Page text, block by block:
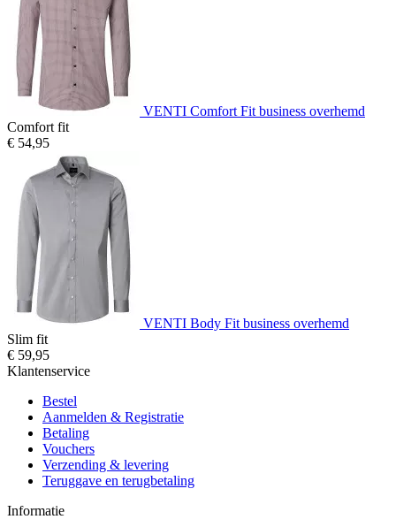
VENTI Comfort Fit business overhemd
Comfort fit
€ 54,95
VENTI Body Fit business overhemd
Slim fit
€ 59,95
Klantenservice
Bestel
Aanmelden & Registratie
Betaling
Vouchers
Verzending & levering
Teruggave en terugbetaling
Informatie